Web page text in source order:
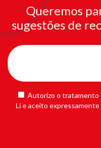
Queremos
sugestões de
Autorizo o tratamento
Li e aceito